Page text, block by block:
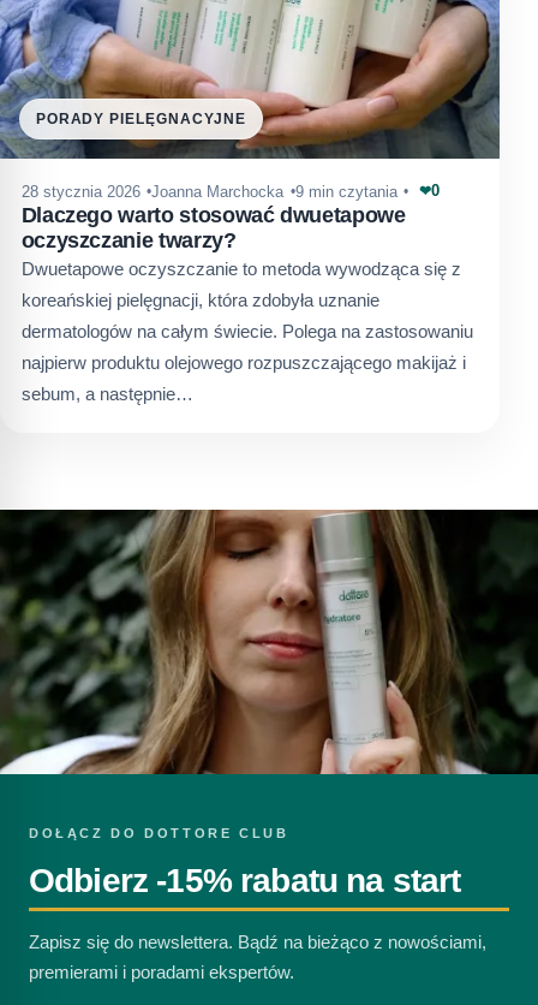
PORADY PIELĘGNACYJNE
28 stycznia 2026 Joanna Marchocka 9 min czytania ❤0
Dlaczego warto stosować dwuetapowe
oczyszczanie twarzy?
Dwuetapowe oczyszczanie to metoda wywodząca się z
koreańskiej pielęgnacji, która zdobyła uznanie
dermatologów na całym świecie. Polega na zastosowaniu
najpierw produktu olejowego rozpuszczającego makijaż i
sebum, a następnie…
DOŁĄCZ DO DOTTORE CLUB
Odbierz -15% rabatu na start
Zapisz się do newslettera. Bądź na bieżąco z nowościami,
premierami i poradami ekspertów.